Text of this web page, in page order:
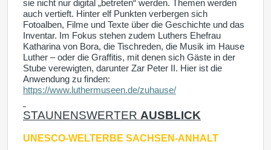
sie nicht nur digital „betreten“ werden. Themen werden
auch vertieft. Hinter elf Punkten verbergen sich
Fotoalben, Filme und Texte über die Geschichte und das
Inventar. Im Fokus stehen zudem Luthers Ehefrau
Katharina von Bora, die Tischreden, die Musik im Hause
Luther – oder die Graffitis, mit denen sich Gäste in der
Stube verewigten, darunter Zar Peter II. Hier ist die
Anwendung zu finden:
https://www.luthermuseen.de/zuhause/
STAUNENSWERTER AUSBLICK
UNESCO-WELTERBE SACHSEN-ANHALT